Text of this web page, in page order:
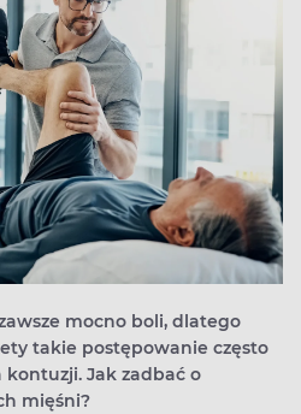
mocno boli, dlatego
takie postępowanie często
Jak zadbać o
mięśni?